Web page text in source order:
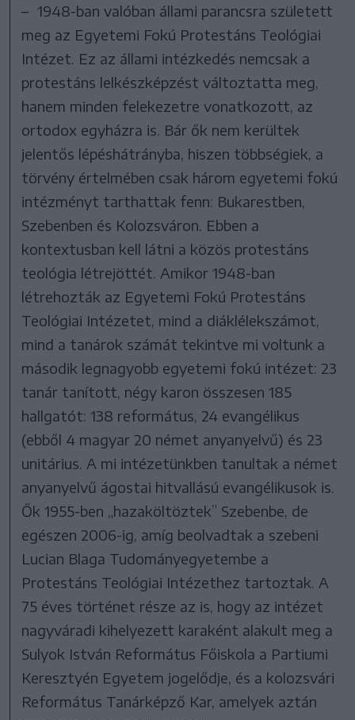
– 1948-ban valóban állami parancsra született
meg az Egyetemi Fokú Protestáns Teológiai
Intézet. Ez az állami intézkedés nemcsak a
protestáns lelkészképzést változtatta meg,
hanem minden felekezetre vonatkozott, az
ortodox egyházra is. Bár ők nem kerültek
jelentős lépéshátrányba, hiszen többségiek, a
törvény értelmében csak három egyetemi fokú
intézményt tarthattak fenn: Bukarestben,
Szebenben és Kolozsváron. Ebben a
kontextusban kell látni a közös protestáns
teológia létrejöttét. Amikor 1948-ban
létrehozták az Egyetemi Fokú Protestáns
Teológiai Intézetet, mind a diáklélekszámot,
mind a tanárok számát tekintve mi voltunk a
második legnagyobb egyetemi fokú intézet: 23
tanár tanított, négy karon összesen 185
hallgatót: 138 református, 24 evangélikus
(ebből 4 magyar 20 német anyanyelvű) és 23
unitárius. A mi intézetünkben tanultak a német
anyanyelvű ágostai hitvallású evangélikusok is.
Ők 1955-ben „hazaköltöztek” Szebenbe, de
egészen 2006-ig, amíg beolvadtak a szebeni
Lucian Blaga Tudományegyetembe a
Protestáns Teológiai Intézethez tartoztak. A
75 éves történet része az is, hogy az intézet
nagyváradi kihelyezett karaként alakult meg a
Sulyok István Református Főiskola a Partiumi
Keresztyén Egyetem jogelődje, és a kolozsvári
Református Tanárképző Kar, amelyek aztán